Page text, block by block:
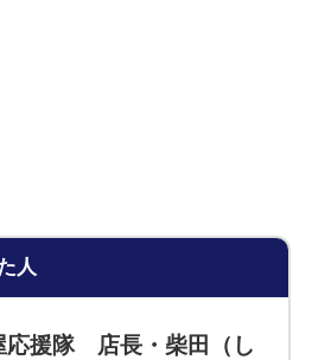
人
応援隊 店長・柴田（し